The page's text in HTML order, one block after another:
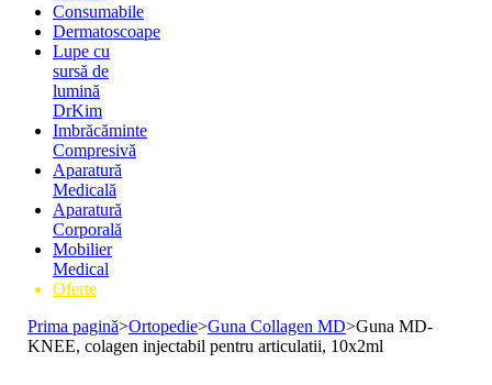
Consumabile
Dermatoscoape
Lupe cu
sursă de
lumină
DrKim
Imbrăcăminte
Compresivă
Aparatură
Medicală
Aparatură
Corporală
Mobilier
Medical
Oferte
Prima pagină>Ortopedie>Guna Collagen MD>Guna MD-
KNEE, colagen injectabil pentru articulatii, 10x2ml